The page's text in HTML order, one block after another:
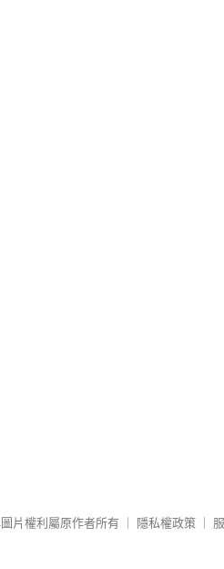
片權利屬原作者所有 隱私權政策